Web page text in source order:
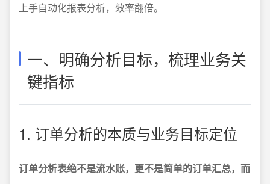
上手自动化报表分析，效率翻倍。
一、明确分析目标，梳理业务关
键指标
1. 订单分析的本质与业务目标定位
订单分析表绝不是流水账，更不是简单的订单汇总，而